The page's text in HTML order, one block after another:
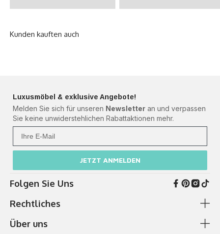
Luxusmöbel & exklusive Angebote!
Melden Sie sich für unseren Newsletter an und verpassen
Sie keine unwiderstehlichen Rabattaktionen mehr.
JETZT ANMELDEN
Folgen Sie Uns
Rechtliches
AGB & Kundeninformationen
Über uns